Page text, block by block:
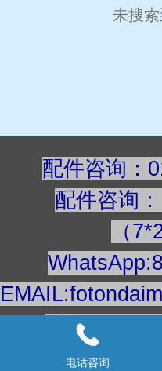
未搜
配件咨询：
配件咨询 ：
（
手机/微信
建议用电
电话咨询